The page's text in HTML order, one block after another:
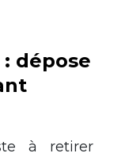
dépose
à retirer